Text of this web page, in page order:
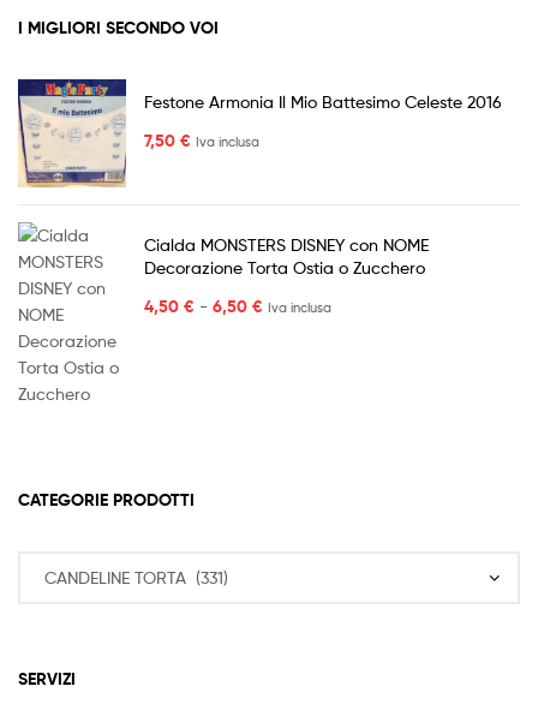
I MIGLIORI SECONDO VOI
Festone Armonia Il Mio Battesimo Celeste 2016
7,50 € Iva inclusa
Cialda MONSTERS DISNEY con NOME
Decorazione Torta Ostia o Zucchero
4,50 € - 6,50 € Fascia
Iva inclusa
CATEGORIE PRODOTTI
SERVIZI